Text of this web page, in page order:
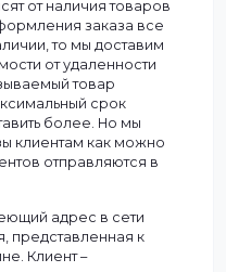
всему Казахстану.
от наличия товаров